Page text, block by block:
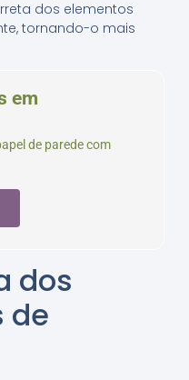
dos elementos
tornando-o mais
em
de parede com
dos
de